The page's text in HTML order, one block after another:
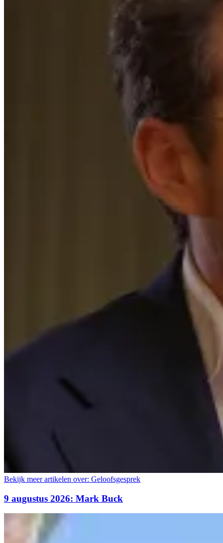
Bekijk meer artikelen over: Geloofsgesprek
9 augustus 2026: Mark Buck